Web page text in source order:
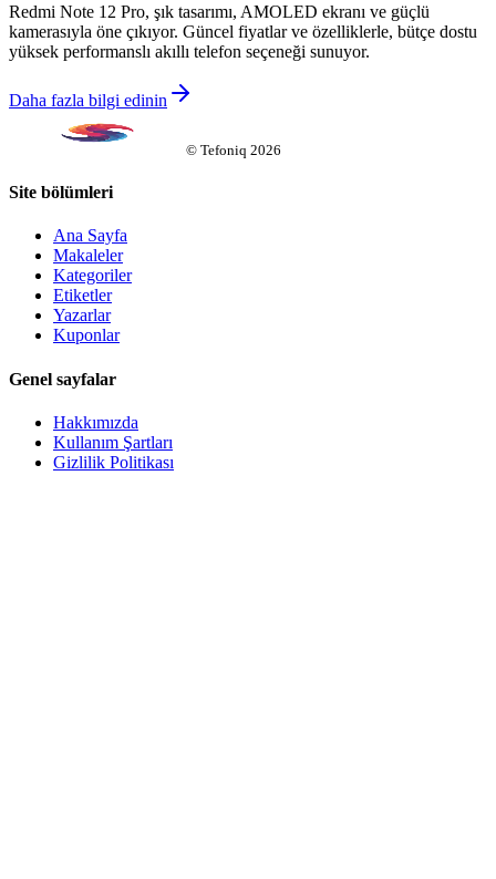
Redmi Note 12 Pro, şık tasarımı, AMOLED ekranı ve güçlü
kamerasıyla öne çıkıyor. Güncel fiyatlar ve özelliklerle, bütçe dostu
yüksek performanslı akıllı telefon seçeneği sunuyor.
Daha fazla bilgi edinin
© Tefoniq 2026
Site bölümleri
Ana Sayfa
Makaleler
Kategoriler
Etiketler
Yazarlar
Kuponlar
Genel sayfalar
Hakkımızda
Kullanım Şartları
Gizlilik Politikası